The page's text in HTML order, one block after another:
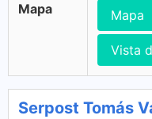
Mapa Mapa
Vista
Serpost Tomás